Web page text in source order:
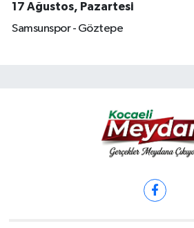
17 Ağustos, Pazartesi
Samsunspor - Göztepe